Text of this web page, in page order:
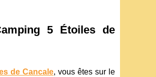
5 Étoiles de
de Cancale, vous êtes sur le